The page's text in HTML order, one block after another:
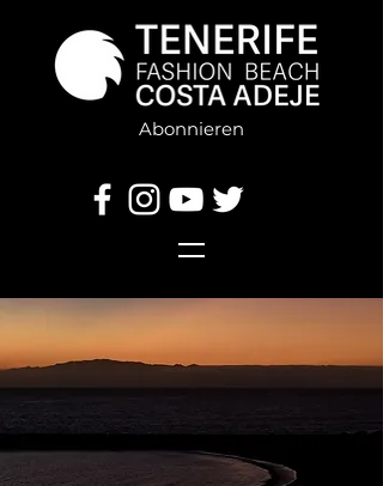
Abonnieren